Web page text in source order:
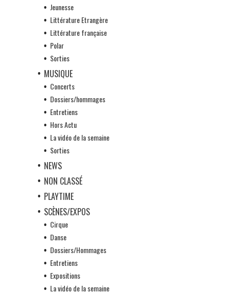
Jeunesse
Littérature Etrangère
Littérature française
Polar
Sorties
MUSIQUE
Concerts
Dossiers/hommages
Entretiens
Hors Actu
La vidéo de la semaine
Sorties
NEWS
NON CLASSÉ
PLAYTIME
SCÈNES/EXPOS
Cirque
Danse
Dossiers/Hommages
Entretiens
Expositions
La vidéo de la semaine